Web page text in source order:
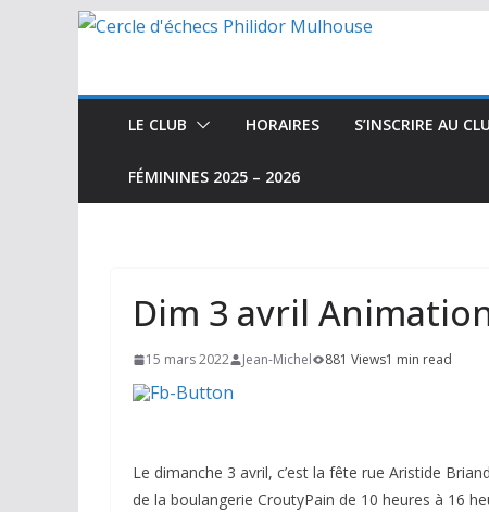
Passer
LE CLUB HORAIRES S’INSCRIRE AU
FÉMININES 2025 – 2026
Dim 3 avril
15 mars 2022 Jean-Michel 881 Views1 min read
Le dimanche 3 avril, c’est la fête rue Aristide
de la boulangerie CroutyPain de 10 heures à 16